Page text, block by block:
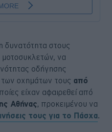
δυνατότητα στους
μοτοσυκλετών, να
οδήγησης
των οχημάτων τους από
είχαν αφαιρεθεί από
Αθήνας, προκειμένου να
τους για το Πάσχα.